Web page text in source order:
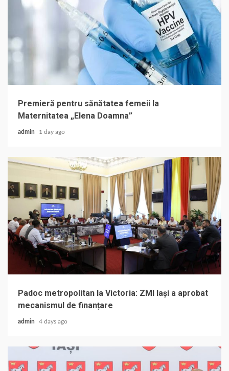
Premieră pentru sănătatea femeii la
Maternitatea „Elena Doamna”
admin 1 day ago
Padoc metropolitan la Victoria: ZMI Iași a aprobat
mecanismul de finanțare
admin 4 days ago